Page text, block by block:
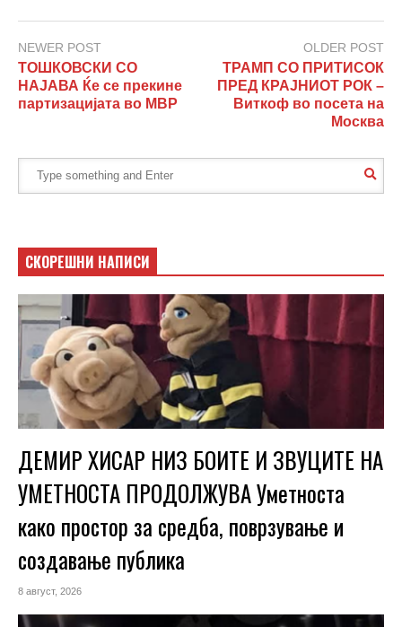
NEWER POST
ТОШКОВСКИ СО
НАЈАВА Ќе се прекине
партизацијата во МВР
OLDER POST
ТРАМП СО ПРИТИСОК
ПРЕД КРАЈНИОТ РОК –
Виткоф во посета на
Москва
СКОРЕШНИ НАПИСИ
ДЕМИР ХИСАР НИЗ БОИТЕ И ЗВУЦИТЕ НА
УМЕТНОСТА ПРОДОЛЖУВА Уметноста
како простор за средба, поврзување и
создавање публика
8 август, 2026